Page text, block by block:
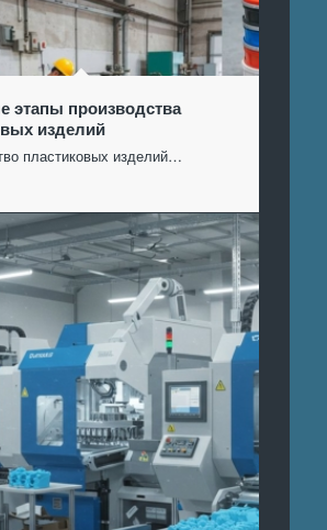
этапы производства
изделий
пластиковых изделий…